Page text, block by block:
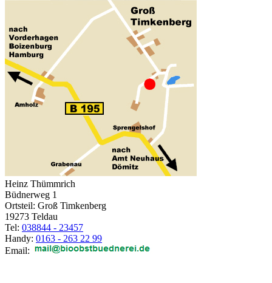
Heinz Thümmrich
Büdnerweg 1
Ortsteil: Groß Timkenberg
19273 Teldau
Tel: 038844 - 23457
Handy: 0163 - 263 22 99
Email: